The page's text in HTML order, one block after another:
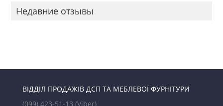
Недавние отзывы
ВІДДІЛ ПРОДАЖІВ ДСП ТА МЕБЛЕВОЇ ФУРНІТУРИ
(099) 423-51-13 (Viber)